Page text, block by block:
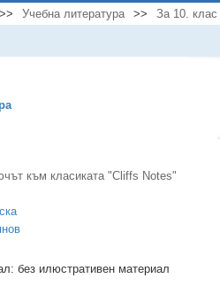
>> Учебна литература >> За 10. клас
към класиката "Cliffs Notes"
без илюстративен материал